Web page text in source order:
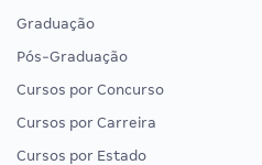
Graduação
Pós-Graduação
Cursos por Concurso
Cursos por Carreira
Cursos por Estado